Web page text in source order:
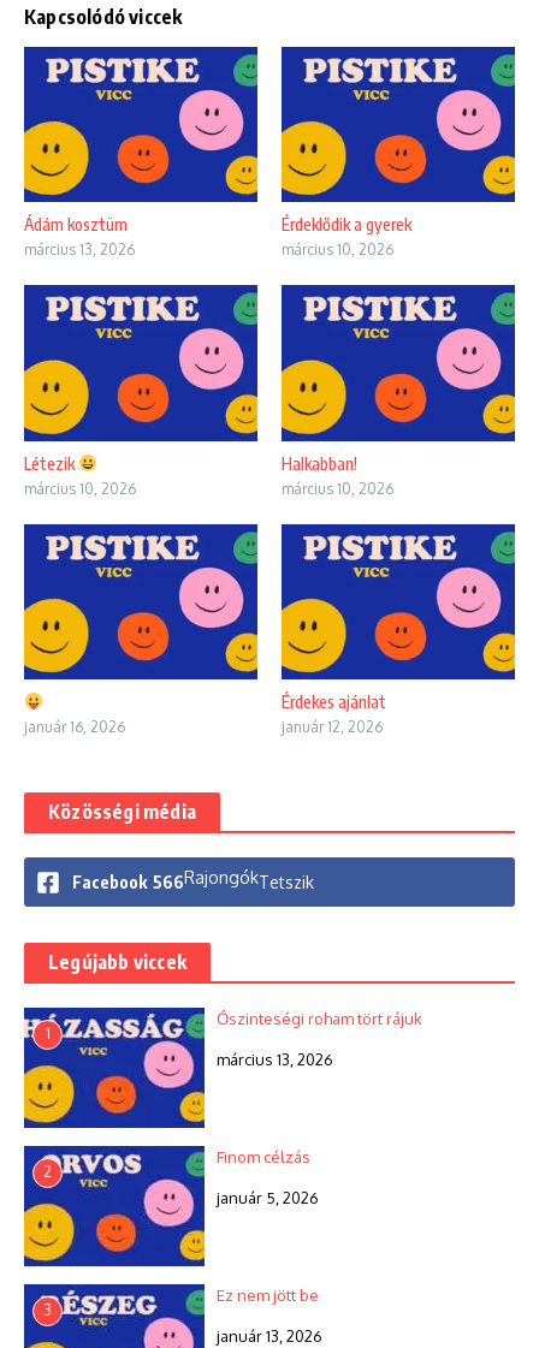
Kapcsolódó viccek
Ádám kosztüm
március 13, 2026
Érdeklődik a gyerek
március 10, 2026
Létezik
március 10, 2026
Halkabban!
március 10, 2026
január 16, 2026
Érdekes ajánlat
január 12, 2026
Közösségi média
Facebook 566RajongókTetszik
Legújabb viccek
1
Őszinteségi roham tört rájuk
március 13, 2026
2
Finom célzás
január 5, 2026
3
Ez nem jött be
január 13, 2026